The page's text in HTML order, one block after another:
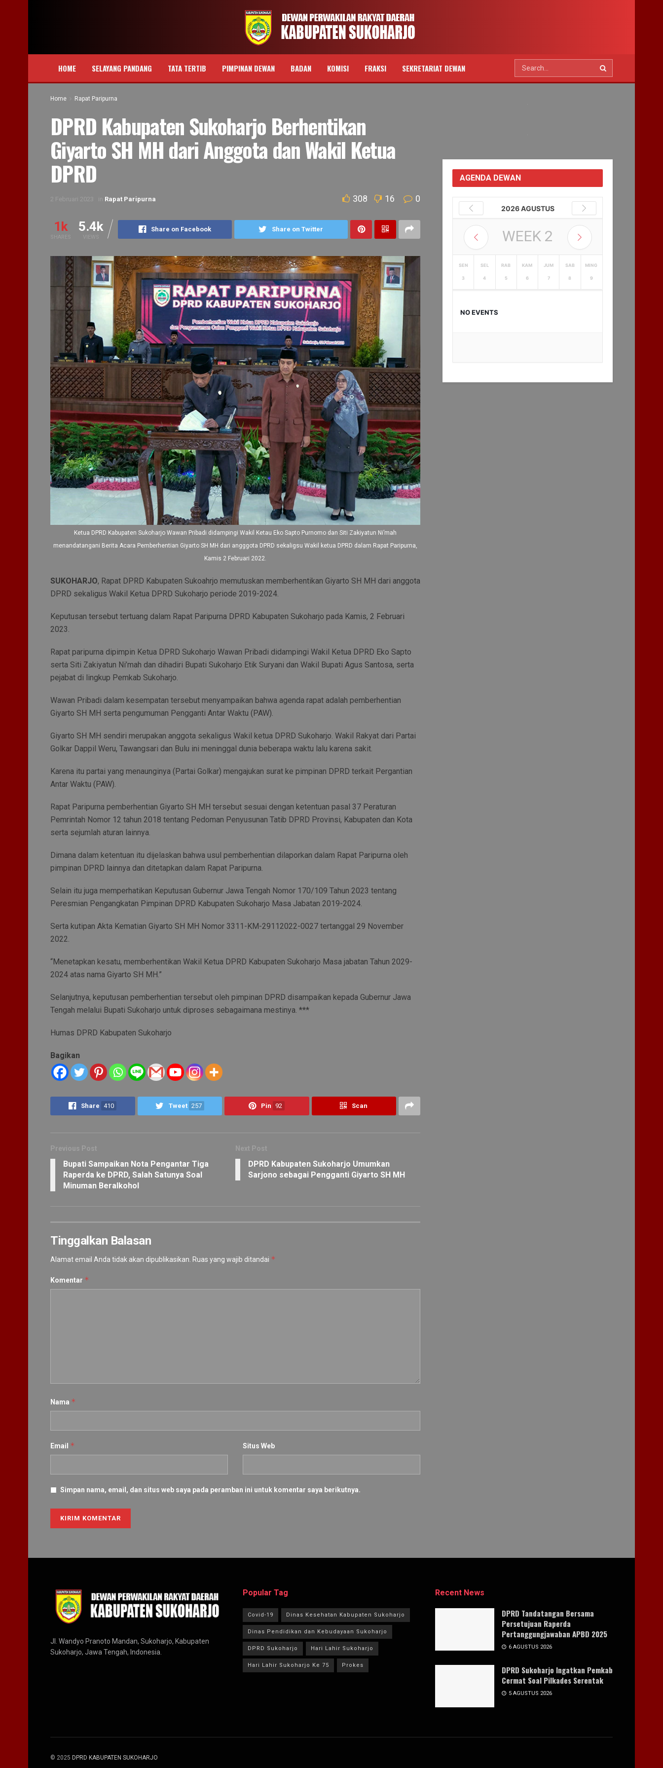
HOME SELAYANG PANDANG TATA TERTIB PIMPINAN DEWAN BADAN KOMISI FRAKSI SEKRETARIAT DEWAN
Home Rapat Paripurna
DPRD Kabupaten Sukoharjo Berhentikan
Giyarto SH MH dari Anggota dan Wakil Ketua
DPRD
2 Februari 2023 in Rapat Paripurna 308 16 0
1k
SHARES
5.4k
VIEWS
Share on Facebook Share on Twitter
Ketua DPRD Kabupaten Sukoharjo Wawan Pribadi didampingi Wakil Ketau Eko Sapto Purnomo dan Siti Zakiyatun Ni’mah
menandatangani Berita Acara Pemberhentian Giyarto SH MH dari angggota DPRD sekaligsu Wakil ketua DPRD dalam Rapat Paripurna,
Kamis 2 Februari 2022.
SUKOHARJO, Rapat DPRD Kabupaten Sukoahrjo memutuskan memberhentikan Giyarto SH MH dari anggota
DPRD sekaligus Wakil Ketua DPRD Sukoharjo periode 2019-2024.
Keputusan tersebut tertuang dalam Rapat Paripurna DPRD Kabupaten Sukoharjo pada Kamis, 2 Februari
2023.
Rapat paripurna dipimpin Ketua DPRD Sukoharjo Wawan Pribadi didampingi Wakil Ketua DPRD Eko Sapto
serta Siti Zakiyatun Ni’mah dan dihadiri Bupati Sukoharjo Etik Suryani dan Wakil Bupati Agus Santosa, serta
pejabat di lingkup Pemkab Sukoharjo.
Wawan Pribadi dalam kesempatan tersebut menyampaikan bahwa agenda rapat adalah pemberhentian
Giyarto SH MH serta pengumuman Pengganti Antar Waktu (PAW).
Giyarto SH MH sendiri merupakan anggota sekaligus Wakil ketua DPRD Sukoharjo. Wakil Rakyat dari Partai
Golkar Dappil Weru, Tawangsari dan Bulu ini meninggal dunia beberapa waktu lalu karena sakit.
Karena itu partai yang menaunginya (Partai Golkar) mengajukan surat ke pimpinan DPRD terkait Pergantian
Antar Waktu (PAW).
Rapat Paripurna pemberhentian Giyarto SH MH tersebut sesuai dengan ketentuan pasal 37 Peraturan
Pemrintah Nomor 12 tahun 2018 tentang Pedoman Penyusunan Tatib DPRD Provinsi, Kabupaten dan Kota
serta sejumlah aturan lainnya.
Dimana dalam ketentuan itu dijelaskan bahwa usul pemberhentian dilaporkan dalam Rapat Paripurna oleh
pimpinan DPRD lainnya dan ditetapkan dalam Rapat Paripurna.
Selain itu juga memperhatikan Keputusan Gubernur Jawa Tengah Nomor 170/109 Tahun 2023 tentang
Peresmian Pengangkatan Pimpinan DPRD Kabupaten Sukoharjo Masa Jabatan 2019-2024.
Serta kutipan Akta Kematian Giyarto SH MH Nomor 3311-KM-29112022-0027 tertanggal 29 November
2022.
“Menetapkan kesatu, memberhentikan Wakil Ketua DPRD Kabupaten Sukoharjo Masa jabatan Tahun 2029-
2024 atas nama Giyarto SH MH.”
Selanjutnya, keputusan pemberhentian tersebut oleh pimpinan DPRD disampaikan kepada Gubernur Jawa
Tengah melalui Bupati Sukoharjo untuk diproses sebagaimana mestinya. ***
Humas DPRD Kabupaten Sukoharjo
Bagikan
Share 410 Tweet 257 Pin 92 Scan
Previous Post
Bupati Sampaikan Nota Pengantar Tiga
Raperda ke DPRD, Salah Satunya Soal
Minuman Beralkohol
Next Post
DPRD Kabupaten Sukoharjo Umumkan
Sarjono sebagai Pengganti Giyarto SH MH
Tinggalkan Balasan
Alamat email Anda tidak akan dipublikasikan. Ruas yang wajib ditandai *
Komentar *
Nama *
Email * Situs Web
Simpan nama, email, dan situs web saya pada peramban ini untuk komentar saya berikutnya.
AGENDA DEWAN
2026 AGUSTUS
WEEK 2
SEN
3
SEL
4
RAB
5
KAM
6
JUM
7
SAB
8
MING
9
NO EVENTS
Jl. Wandyo Pranoto Mandan, Sukoharjo, Kabupaten
Sukoharjo, Jawa Tengah, Indonesia.
Popular Tag
Covid-19 Dinas Kesehatan Kabupaten Sukoharjo
Dinas Pendidikan dan Kebudayaan Sukoharjo
DPRD Sukoharjo Hari Lahir Sukoharjo
Hari Lahir Sukoharjo Ke 75 Prokes
Recent News
DPRD Tandatangan Bersama
Persetujuan Raperda
Pertanggungjawaban APBD 2025
6 AGUSTUS 2026
DPRD Sukoharjo Ingatkan Pemkab
Cermat Soal Pilkades Serentak
5 AGUSTUS 2026
© 2025 DPRD KABUPATEN SUKOHARJO